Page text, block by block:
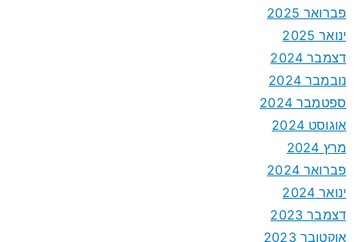
פברואר 2025
ינואר 2025
דצמבר 2024
נובמבר 2024
ספטמבר 2024
אוגוסט 2024
מרץ 2024
פברואר 2024
ינואר 2024
דצמבר 2023
אוקטובר 2023